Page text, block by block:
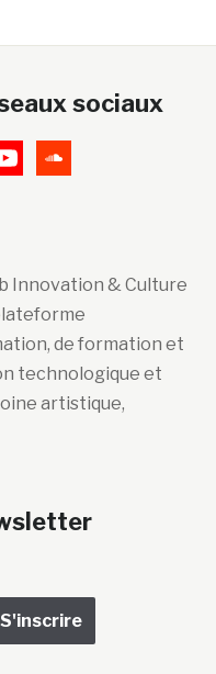
sociaux
Innovation & Culture
de formation et
technologique et
artistique,